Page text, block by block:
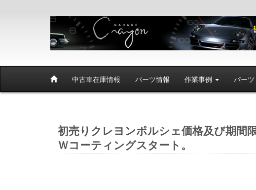
中古車在庫情報 パーツ情報 作業事例 パーツ
初売りクレヨンポルシェ価格及び期間
Ｗコーティングスタート。